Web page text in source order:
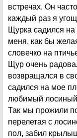
встречах. Он
каждый раз я
Щурка садился
меня, как бы
словечко на
Щур очень
возвращался в
садился на мое
любимый лосиный
Так мы прожили
перелетая с
пол, забил